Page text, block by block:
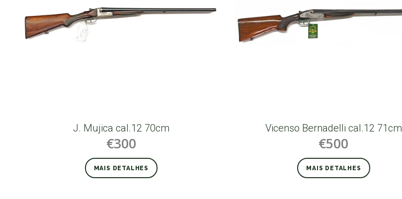
J. Mujica cal.12 70cm
€300
MAIS DETALHES
Vicenso Bernadelli cal.12 71cm
€500
MAIS DETALHES